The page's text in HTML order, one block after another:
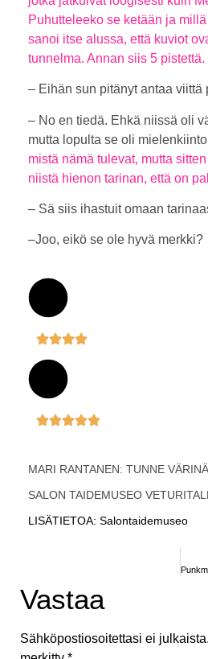
Puhutteleeko se ketään ja
sanoi itse alussa, että kuviot
tunnelma. Annan siis 5 pistettä.
– Eihän sun pitänyt antaa viittä
– No en tiedä. Ehkä niissä oli
mutta lopulta se oli
mistä nämä tulevat, mutta
niistä hienon tarinan, että on
– Sä siis ihastuit omaan
–Joo, eikö se ole hyvä merkki?
MARI RANTANEN: TUNNE VÄRINÄ
SALON TAIDEMUSEO
LISÄTIETOA: Salontaidemuseo
Vastaa
Sähköpostiosoitettasi ei julkaista.